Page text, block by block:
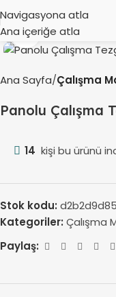
Navigasyona atla
Ana içeriğe atla
Büyütmek için
Ana Sayfa Çalışma
Panolu Çalışma
14 kişi bu ürünü
Stok kodu:
Kategoriler: Çalışma
Paylaş: